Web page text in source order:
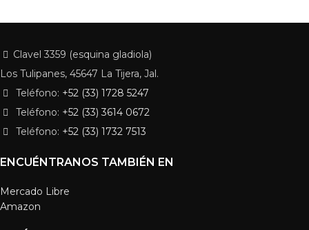
Clavel 3359 (esquina gladiola)
Los Tulipanes, 45647 La Tijera, Jal.
Teléfono: +52 (33) 1728 5247
Teléfono: +52 (33) 3614 0672
Teléfono: +52 (33) 1732 7513
ENCUÉNTRANOS TAMBIÉN EN
Mercado Libre
Amazon